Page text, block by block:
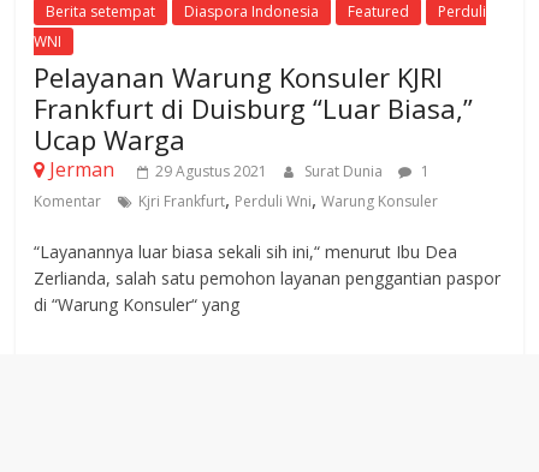
Berita setempat Diaspora Indonesia Featured
Perduli
WNI
Pelayanan Warung Konsuler KJRI
Frankfurt di Duisburg “Luar Biasa,”
Ucap Warga
Jerman 29 Agustus 2021 Surat Dunia
1
Komentar
Kjri Frankfurt, Perduli Wni,Warung Konsuler
“Layanannya luar biasa sekali sih ini,“ menurut Ibu Dea
Zerlianda, salah satu pemohon layanan penggantian paspor
di “Warung Konsuler“ yang